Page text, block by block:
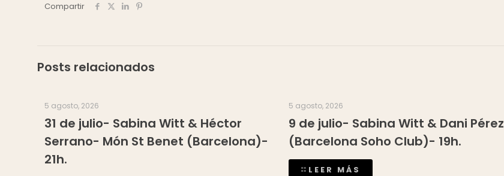
Compartir
Posts relacionados
5 agosto, 2026
31 de julio- Sabina Witt & Héctor
Serrano- Món St Benet (Barcelona)-
21h.
5 agosto, 2026
9 de julio- Sabina Witt & Dani Pérez
(Barcelona Soho Club)- 19h.
LEER MÁS